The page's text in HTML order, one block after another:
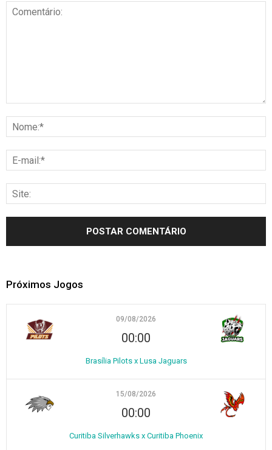
Próximos Jogos
09/08/2026
00:00
Brasília Pilots x Lusa Jaguars
15/08/2026
00:00
Curitiba Silverhawks x Curitiba Phoenix